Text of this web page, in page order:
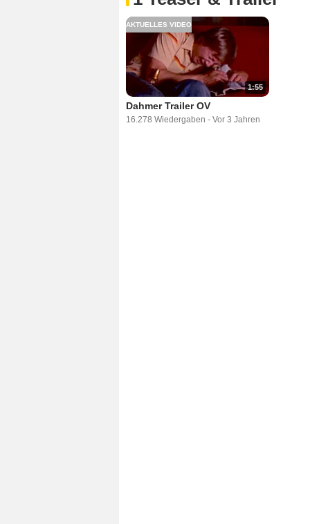
1:55
AKTUELLES VIDEO
Dahmer Trailer OV
16.278 Wiedergaben - Vor 3 Jahren